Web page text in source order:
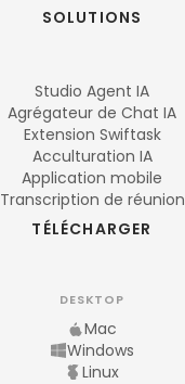
SOLUTIONS
Studio Agent IA
Agrégateur de Chat IA
Extension Swiftask
Acculturation IA
Application mobile
Transcription de réunion
TÉLÉCHARGER
DESKTOP
Mac
Windows
Linux